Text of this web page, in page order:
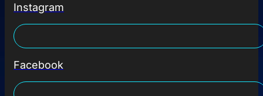
Instagram
Facebook